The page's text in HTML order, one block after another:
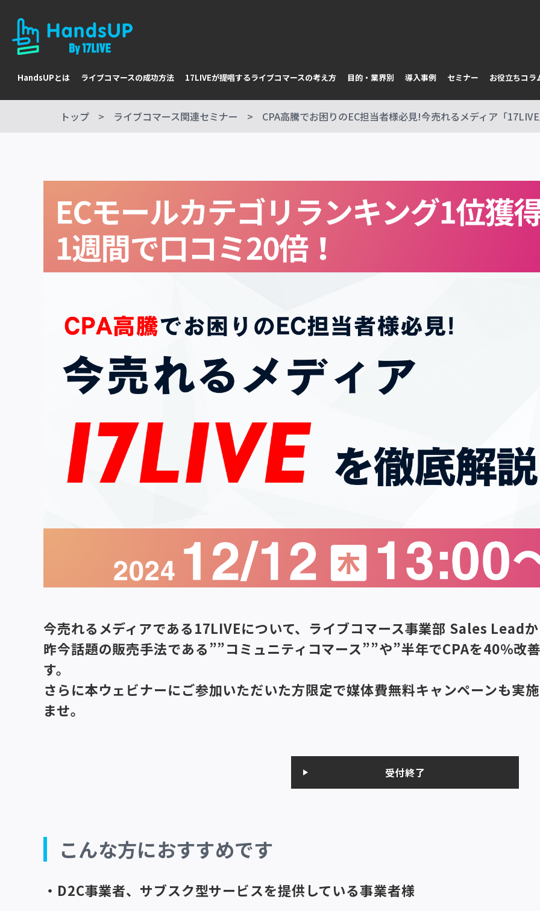
HandsUPとは ライブコマースの成功方法 17LIVEが提唱するライブコマースの考え方 目的・業界別 導入事例 セミナー お役立ちコラ
トップ ライブコマース関連セミナー CPA高騰でお困りのEC担当者様必見!今売れるメディア「
今売れるメディアである17LIVEについて、ライブコマース事業部 Sales Lead
昨今話題の販売手法である””コミュニティコマース””や”半年でCPAを40％改
す。
さらに本ウェビナーにご参加いただいた方限定で媒体費無料キャンペーンも実
ませ。
受付終了
こんな方におすすめです
・D2C事業者、サブスク型サービスを提供している事業者様